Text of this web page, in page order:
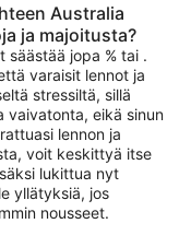
Australia
ja majoitusta?
jopa % tai .
varaisit lennot ja
stressiltä, sillä
vaivatonta, eikä sinun
lennon ja
voit keskittyä itse
lukittua nyt
yllätyksiä, jos
nousseet.